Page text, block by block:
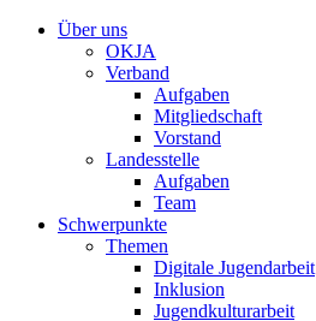
Über uns
OKJA
Verband
Aufgaben
Mitgliedschaft
Vorstand
Landesstelle
Aufgaben
Team
Schwerpunkte
Themen
Digitale Jugendarbeit
Inklusion
Jugendkulturarbeit